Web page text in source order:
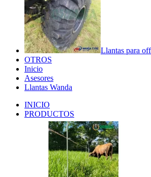
Llantas para
OTROS
Inicio
Asesores
Llantas Wanda
INICIO
PRODUCTOS